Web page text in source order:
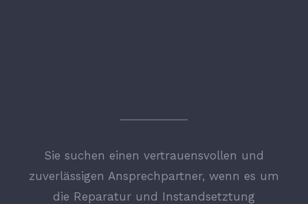
Sie suchen einen vertrauensvollen und
zuverlässigen Ansprechpartner, wenn es um
die Reparatur und Instandsetztung